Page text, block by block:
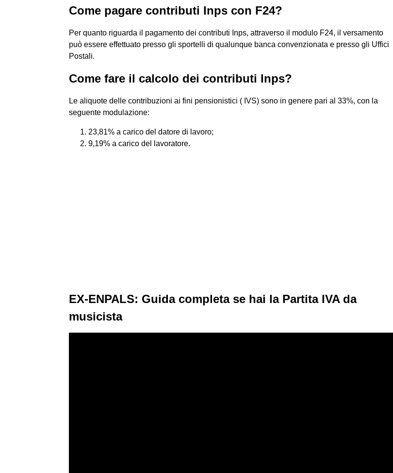
Come pagare contributi Inps con F24?
Per quanto riguarda il pagamento dei contributi Inps, attraverso il modulo F24, il versamento
può essere effettuato presso gli sportelli di qualunque banca convenzionata e presso gli Uffici
Postali.
Come fare il calcolo dei contributi Inps?
Le aliquote delle contribuzioni ai fini pensionistici ( IVS) sono in genere pari al 33%, con la
seguente modulazione:
23,81% a carico del datore di lavoro;
9,19% a carico del lavoratore.
EX-ENPALS: Guida completa se hai la Partita IVA da
musicista